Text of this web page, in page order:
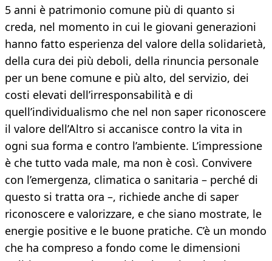
5 anni è patrimonio comune più di quanto si
creda, nel momento in cui le giovani generazioni
hanno fatto esperienza del valore della solidarietà,
della cura dei più deboli, della rinuncia personale
per un bene comune e più alto, del servizio, dei
costi elevati dell’irresponsabilità e di
quell’individualismo che nel non saper riconoscere
il valore dell’Altro si accanisce contro la vita in
ogni sua forma e contro l’ambiente. L’impressione
è che tutto vada male, ma non è così. Convivere
con l’emergenza, climatica o sanitaria – perché di
questo si tratta ora –, richiede anche di saper
riconoscere e valorizzare, e che siano mostrate, le
energie positive e le buone pratiche. C’è un mondo
che ha compreso a fondo come le dimensioni